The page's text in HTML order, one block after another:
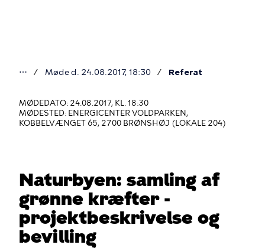
er
her
⋯ Møde d. 24.08.2017, 18:30 Referat
MØDEDATO: 24.08.2017, KL. 18:30
MØDESTED: ENERGICENTER VOLDPARKEN,
KOBBELVÆNGET 65, 2700 BRØNSHØJ (LOKALE 204)
Naturbyen: samling af
grønne kræfter -
projektbeskrivelse og
bevilling